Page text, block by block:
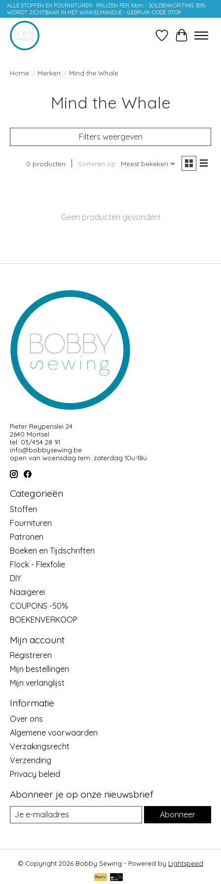
ALLE STOFFEN EN FOURNITUREN : PRIJZEN PER 10cm - SOLDENKORTING 50%
WORDT ZICHTBAAR IN HET WINKELMANDJE - GEBRUIK CODE STOP
Verlanglijst
Home / Merken / Mind the Whale
Mind the Whale
Filters weergeven
0 producten Sorteren op Meest bekeken
Geen producten gevonden!
Pieter Reypenslei 24
2640 Mortsel
tel: 03/454 28 91
info@bobbysewing.be
open van woensdag tem. zaterdag 10u-18u
Categorieën
Stoffen
Fournituren
Patronen
Boeken en Tijdschriften
Flock - Flexfolie
DIY
Naaigerei
COUPONS -50%
BOEKENVERKOOP
Mijn account
Registreren
Mijn bestellingen
Mijn verlanglijst
Informatie
Over ons
Algemene voorwaarden
Verzakingsrecht
Verzending
Privacy beleid
Abonneer je op onze nieuwsbrief
Abonneer
© Copyright 2026 Bobby Sewing - Powered by Lightspeed